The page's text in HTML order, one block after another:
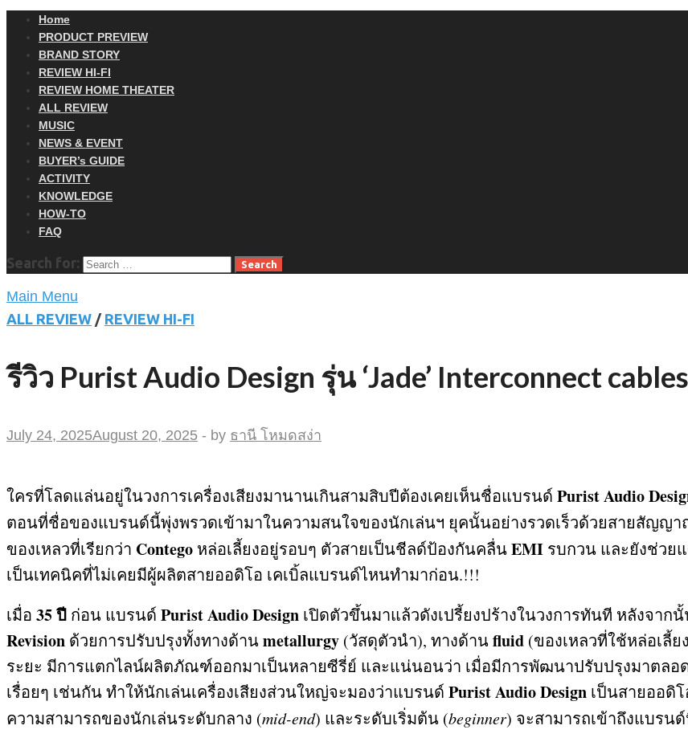
Home
PRODUCT PREVIEW
BRAND STORY
REVIEW HI-FI
REVIEW HOME THEATER
ALL REVIEW
MUSIC
NEWS & EVENT
BUYER’s GUIDE
ACTIVITY
KNOWLEDGE
HOW-TO
FAQ
Search for:
Main Menu
ALL REVIEW / REVIEW HI-FI
รีวิว Purist Audio Design รุ่น ‘Jade’ Interconnect
July 24, 2025August 20, 2025 - by ธานี โหมดสง่า
ใครที่โลดแล่นอยู่ในวงการเครื่องเสียงมานานเกินสามสิบปีต้องเคยเห็นชื่อแบรนด์ Purist Audio
ตอนที่ชื่อของแบรนด์นี้พุ่งพรวดเข้ามาในความสนใจของนักเล่นฯ ยุคนั้นอย่างรวดเร็วด้วยสายสัญญ
ของเหลวที่เรียกว่า Contego หล่อเลี้ยงอยู่รอบๆ ตัวสายเป็นชีลด์ป้องกันคลื่นEMI รบกวน และยังช่วย
เป็นเทคนิคที่ไม่เคยมีผู้ผลิตสายออดิโอ เคเบิ้ลแบรนด์ไหนทำมาก่อน.!!!
เมื่อ 35ปี ก่อน แบรนด์ Purist Audio Design เปิดตัวขึ้นมาแล้วดังเปรี้ยงปร้างในวงการทันที หลังจ
Revision ด้วยการปรับปรุงทั้งทางด้านmetallurgy (วัสดุตัวนำ), ทางด้านfluid (ของเหลวที่ใช้หล่อเลี้ย
ระยะ มีการแตกไลน์ผลิตภัณฑ์ออกมาเป็นหลายซีรี่ย์ และแน่นอนว่า เมื่อมีการพัฒนาปรับปรุงมาตล
เรื่อยๆ เช่นกัน ทำให้นักเล่นเครื่องเสียงส่วนใหญ่จะมองว่าแบรนด์ Purist Audio Design เป็นสายออดิ
ความสามารถของนักเล่นระดับกลาง (mid-end) และระดับเริ่มต้น (beginner) จะสามารถเข้าถึงแบรน